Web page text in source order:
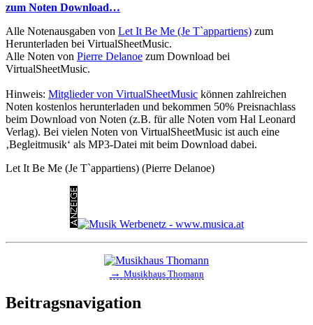
zum Noten Download…
Alle Notenausgaben von Let It Be Me (Je T`appartiens) zum
Herunterladen bei VirtualSheetMusic.
Alle Noten von Pierre Delanoe zum Download bei
VirtualSheetMusic.
Hinweis: Mitglieder von VirtualSheetMusic können zahlreichen
Noten kostenlos herunterladen und bekommen 50% Preisnachlass
beim Download von Noten (z.B. für alle Noten vom Hal Leonard
Verlag). Bei vielen Noten von VirtualSheetMusic ist auch eine
‚Begleitmusik‘ als MP3-Datei mit beim Download dabei.
Let It Be Me (Je T`appartiens) (Pierre Delanoe)
→ Musikhaus Thomann
Beitragsnavigation